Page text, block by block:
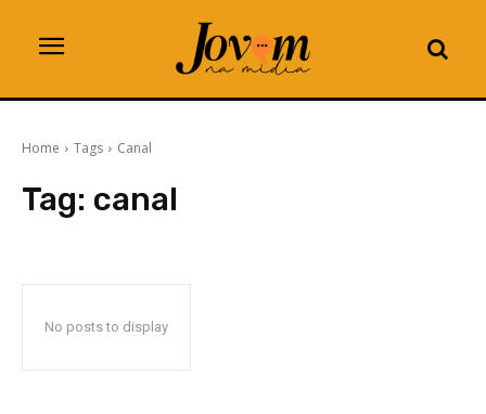
Home Tags Canal
Tag: canal
No posts to display